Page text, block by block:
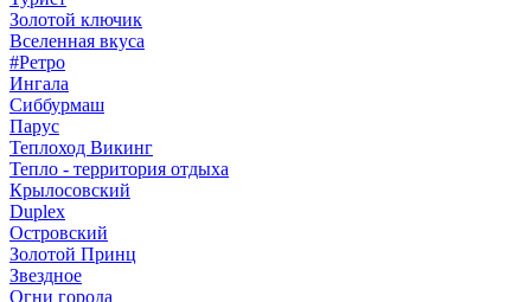
Золотой ключик
Вселенная вкуса
#Ретро
Ингала
Сиббурмаш
Парус
Теплоход Викинг
Тепло - территория отдыха
Крылосовский
Duplex
Островский
Золотой Принц
Звездное
Огни города